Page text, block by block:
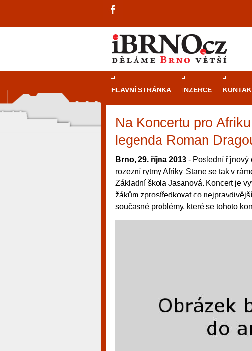
HLAVNÍ STRÁNKA INZERCE
Na Koncertu pro
legenda Roman
Brno, 29. října 2013 - Poslední říjnový
rozezní rytmy Afriky. Stane se tak v
Základní škola Jasanová. Koncert je
žákům zprostředkovat co
současné problémy, které se tohoto